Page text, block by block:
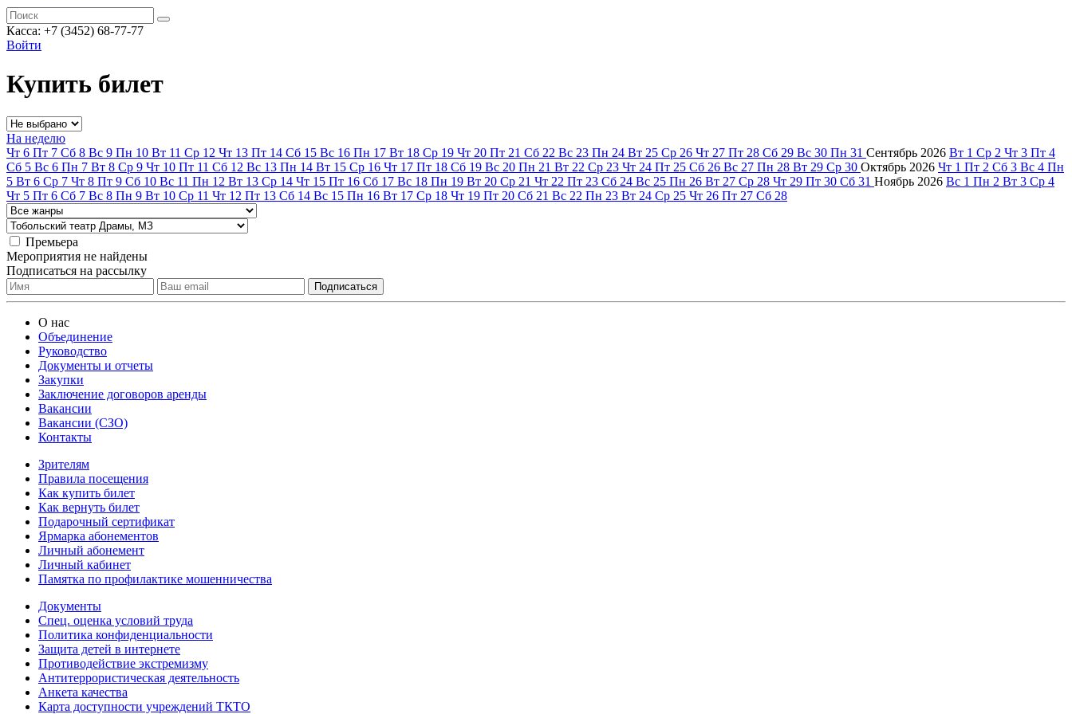
Касса: +7 (3452) 68-77-77
Войти
Купить билет
На неделю
Чт 6 Пт 7 Сб 8 Вс 9 Пн 10 Вт 11 Ср 12 Чт 13 Пт 14 Сб 15 Вс 16 Пн 17 Вт 18 Ср 19 Чт 20 Пт 21 Сб 22 Вс 23 Пн 24 Вт 25 Ср 26 Чт 27 Пт 28 Сб 29 Вс 30 Пн 31 Сентябрь 2026 Вт 1 Ср 2 Чт 3 Пт 4
Сб 5 Вс 6 Пн 7 Вт 8 Ср 9 Чт 10 Пт 11 Сб 12 Вс 13 Пн 14 Вт 15 Ср 16 Чт 17 Пт 18 Сб 19 Вс 20 Пн 21 Вт 22 Ср 23 Чт 24 Пт 25 Сб 26 Вс 27 Пн 28 Вт 29 Ср 30 Октябрь 2026 Чт 1 Пт 2 Сб 3 Вс 4 Пн
5 Вт 6 Ср 7 Чт 8 Пт 9 Сб 10 Вс 11 Пн 12 Вт 13 Ср 14 Чт 15 Пт 16 Сб 17 Вс 18 Пн 19 Вт 20 Ср 21 Чт 22 Пт 23 Сб 24 Вс 25 Пн 26 Вт 27 Ср 28 Чт 29 Пт 30 Сб 31 Ноябрь 2026 Вс 1 Пн 2 Вт 3 Ср 4
Чт 5 Пт 6 Сб 7 Вс 8 Пн 9 Вт 10 Ср 11 Чт 12 Пт 13 Сб 14 Вс 15 Пн 16 Вт 17 Ср 18 Чт 19 Пт 20 Сб 21 Вс 22 Пн 23 Вт 24 Ср 25 Чт 26 Пт 27 Сб 28
Премьера
Мероприятия не найдены
Подписаться на рассылку
О нас
Объединение
Руководство
Документы и отчеты
Закупки
Заключение договоров аренды
Вакансии
Вакансии (СЗО)
Контакты
Зрителям
Правила посещения
Как купить билет
Как вернуть билет
Подарочный сертификат
Ярмарка абонементов
Личный абонемент
Личный кабинет
Памятка по профилактике мошенничества
Документы
Спец. оценка условий труда
Политика конфиденциальности
Защита детей в интернете
Противодействие экстремизму
Антитеррористическая деятельность
Анкета качества
Карта доступности учреждений ТКТО